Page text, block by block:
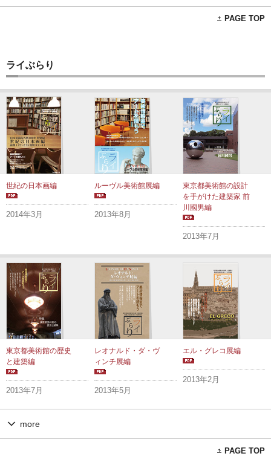
PAGE TOP
ライぶらり
世紀の日本画編
2014年3月
ルーヴル美術館展編
2013年8月
東京都美術館の設計
を手がけた建築家 前
川國男編
2013年7月
東京都美術館の歴史
と建築編
2013年7月
レオナルド・ダ・ヴ
ィンチ展編
2013年5月
エル・グレコ展編
2013年2月
more
PAGE TOP